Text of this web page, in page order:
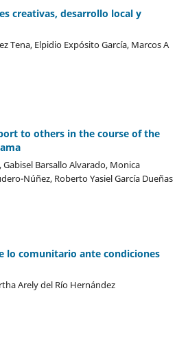
creativas, desarrollo local y
Tena, Elpidio Expósito García, Marcos A
to others in the course of the
Gabisel Barsallo Alvarado, Monica
Núñez, Roberto Yasiel García Dueñas
lo comunitario ante condiciones
Arely del Río Hernández